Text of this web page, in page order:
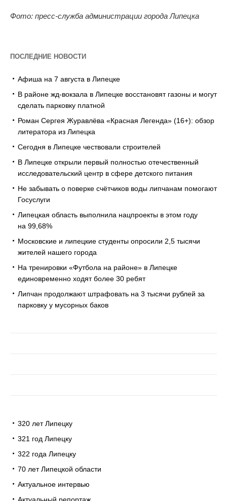
Фото: пресс-служба администрации города Липецка
ПОСЛЕДНИЕ НОВОСТИ
Афиша на 7 августа в Липецке
В районе жд-вокзала в Липецке восстановят газоны и могут
сделать парковку платной
Роман Сергея Журавлёва «Красная Легенда» (16+): обзор
литератора из Липецка
Сегодня в Липецке чествовали строителей
В Липецке открыли первый полностью отечественный
исследовательский центр в сфере детского питания
Не забывать о поверке счётчиков воды липчанам помогают
Госуслуги
Липецкая область выполнила нацпроекты в этом году
на 99,68%
Московские и липецкие студенты опросили 2,5 тысячи
жителей нашего города
На тренировки «Футбола на районе» в Липецке
единовременно ходят более 30 ребят
Липчан продолжают штрафовать на 3 тысячи рублей за
парковку у мусорных баков
320 лет Липецку
321 год Липецку
322 года Липецку
70 лет Липецкой области
Актуальное интервью